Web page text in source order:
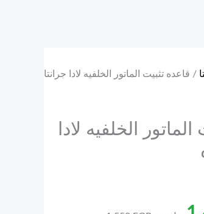
/ قاعده تثبيت الماتور الخلفيه لادا جرانتا
الخلفيه لادا